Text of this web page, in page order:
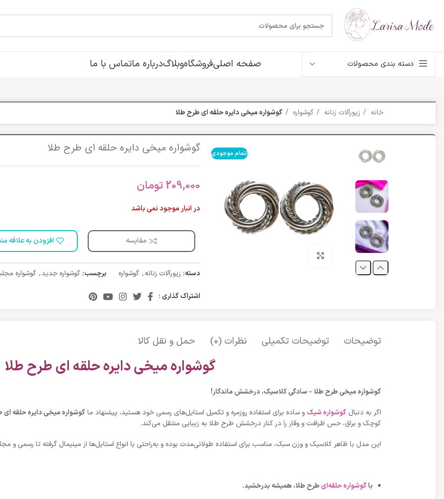
دسته بندی محصولات صفحه اصلیفروشگاهوبلاگدرباره ماتماس با ما
خانه زیورآلات زنانه گوشواره گوشواره میخی دایره حلقه ای طرح طلا
اتمام موجودی گوشواره میخی دایره حلقه ای طرح طلا
209,000تومان
در انبار موجود نمی باشد
مقایسه افزودن به علاقه
دسته: زیورآلات زنانه, گوشواره برچسب: گوشواره جدید, گوشواره
اشتراک گذاری :
توضیحات توضیحات تکمیلی نظرات (0) حمل و نقل کالا
گوشواره میخی دایره حلقه ای طرح طلا
گوشواره میخی طرح طلا – سادگی کلاسیک، درخشش ماندگار!
اگر به دنبال گوشواره‌ شیک و ساده برای استفاده روزمره و تکمیل استایل‌های رسمی خود هستید، پیشنهاد ماگوشواره میخی دایره حلقه ای
کوچک و براق، حس ظرافت و وقار را در کنار درخشش طرح طلا به زیبایی منتقل می‌کند.
این مدل با ظاهر کلاسیک و وزن سبک، مناسب برای استفاده طولانی‌مدت بوده و به‌راحتی با انواع استایل‌ها از مینیمال گرفته تا رسمی
باگوشواره حلقه‌ایطرح طلا، همیشه بدرخشید.